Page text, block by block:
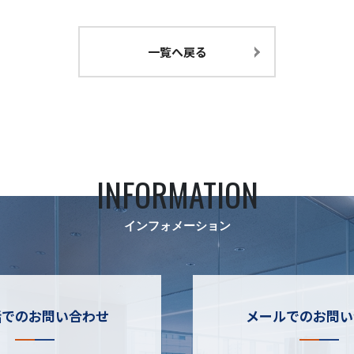
一覧へ戻る
INFORMATION
インフォメーション
のお問い合わせ メールでのお問